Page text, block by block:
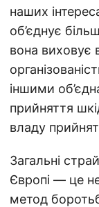
наших
об’єднує
вона виховує
іншими
прийняття
владу
Загальні
Європі — це
метод